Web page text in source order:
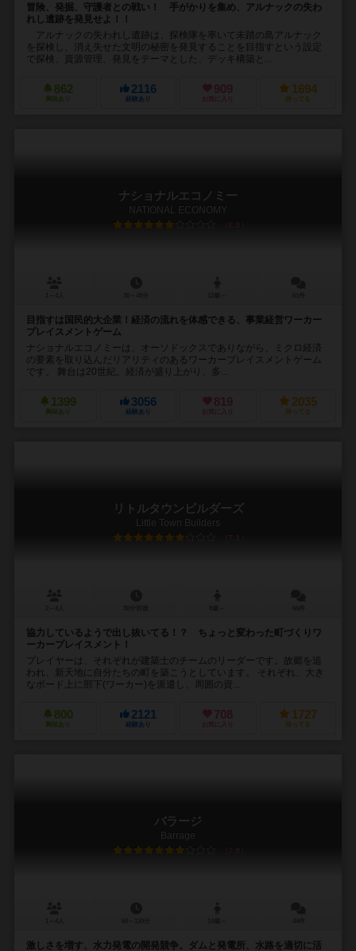
冒険、発掘、守護者との戦い！ 手がかりを集め、アルナックの失わ
れし遺跡を発見せよ！！
アルナックの失われし遺跡は、探検隊を率いて未踏の島アルナック
を探検し、消え失せた文明の秘密を発見することを目指すという設定
で探検、資源管理、発見をテーマとした、デッキ構築と...
862
興味あり
2116
経験あり
909
お気に入り
1694
持ってる
ナショナルエコノミー
NATIONAL ECONOMY
6.9
目指すは国民的大企業！経済の流れを体感できる、事業経営ワーカー
プレイスメントゲーム
ナショナルエコノミーは、オーソドックスでありながら、ミクロ経済
の要素を取り込んだリアリティのあるワーカープレイスメントゲーム
です。 舞台は20世紀。経済が盛り上がり、多...
1399
興味あり
3056
経験あり
819
お気に入り
2035
持ってる
リトルタウンビルダーズ
Little Town Builders
7.1
協力しているようで出し抜いてる！？ ちょっと変わった町づくりワ
ーカープレイスメント！
プレイヤーは、それぞれが建築士のチームのリーダーです。故郷を追
われ、新天地に自分たちの町を築こうとしています。 それぞれ、大き
なボード上に部下(ワーカー)を派遣し、周囲の資...
800
興味あり
2121
経験あり
708
お気に入り
1727
持ってる
バラージ
Barrage
7.9
激しさを増す、水力発電の開発競争。ダムと発電所、水路を適切に活